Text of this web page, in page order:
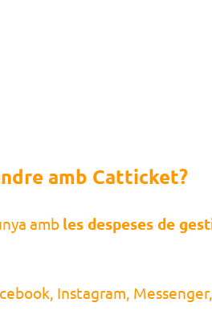
amb Catticket?
amb les despeses de
Instagram,